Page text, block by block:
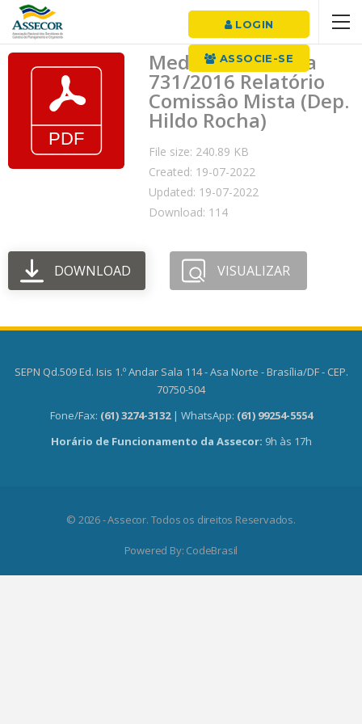
LOGIN
ASSOCIE-SE
Medida Provisória
731/2016 Relatório
Comissâo Mista (Dep.
Hildo Rocha)
File size: 240.89 KB
Created: 19-07-2022
Updated: 19-07-2022
Download: 114
DOWNLOAD VISUALIZAR
SEPN Qd.509 Ed. Isis 1.º Andar Sala 114 - Asa Norte - Brasília/DF - CEP.
70750-504
Fone/Fax: (61) 3274-3132 | WhatsApp: (61) 99254-5554
Horário de Funcionamento da Assecor: 9h às 17h
© 2026 - Assecor. Todos os direitos Reservados.
Powered By: CodeBrasil